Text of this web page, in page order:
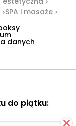
SPA i masaże
danych
do piątku: